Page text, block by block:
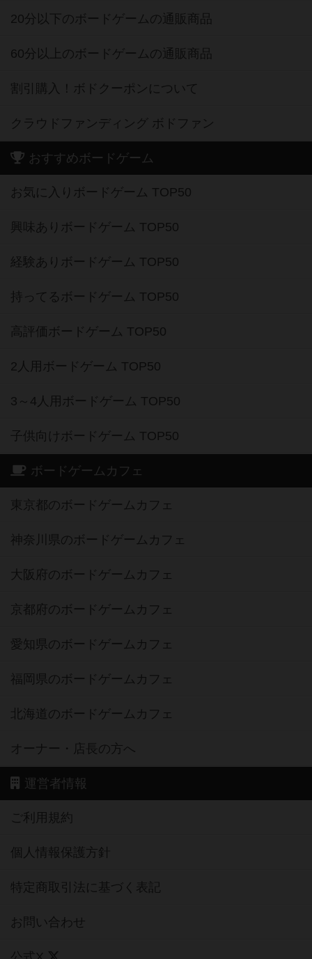
20分以下のボードゲームの通販商品
60分以上のボードゲームの通販商品
割引購入！ボドクーポンについて
クラウドファンディング ボドファン
おすすめボードゲーム
お気に入りボードゲーム TOP50
興味ありボードゲーム TOP50
経験ありボードゲーム TOP50
持ってるボードゲーム TOP50
高評価ボードゲーム TOP50
2人用ボードゲーム TOP50
3～4人用ボードゲーム TOP50
子供向けボードゲーム TOP50
ボードゲームカフェ
東京都のボードゲームカフェ
神奈川県のボードゲームカフェ
大阪府のボードゲームカフェ
京都府のボードゲームカフェ
愛知県のボードゲームカフェ
福岡県のボードゲームカフェ
北海道のボードゲームカフェ
オーナー・店長の方へ
運営者情報
ご利用規約
個人情報保護方針
特定商取引法に基づく表記
お問い合わせ